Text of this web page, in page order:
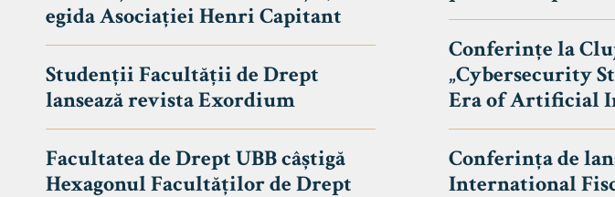
UNIVERSITATEA BABEȘ - BOLYAI
FACULTATEA
DE DREPT
Studii
Admitere
Erasmus & Internațional
Știri
Echipa Facultății
egida Asociației Henri Capitant
Studenții Facultății de Drept
lansează revista Exordium
Facultatea de Drept UBB câștigă
Hexagonul Facultăților de Drept
Conferințe la
„Cybersecurity
Era of Artificial
Conferința de
International